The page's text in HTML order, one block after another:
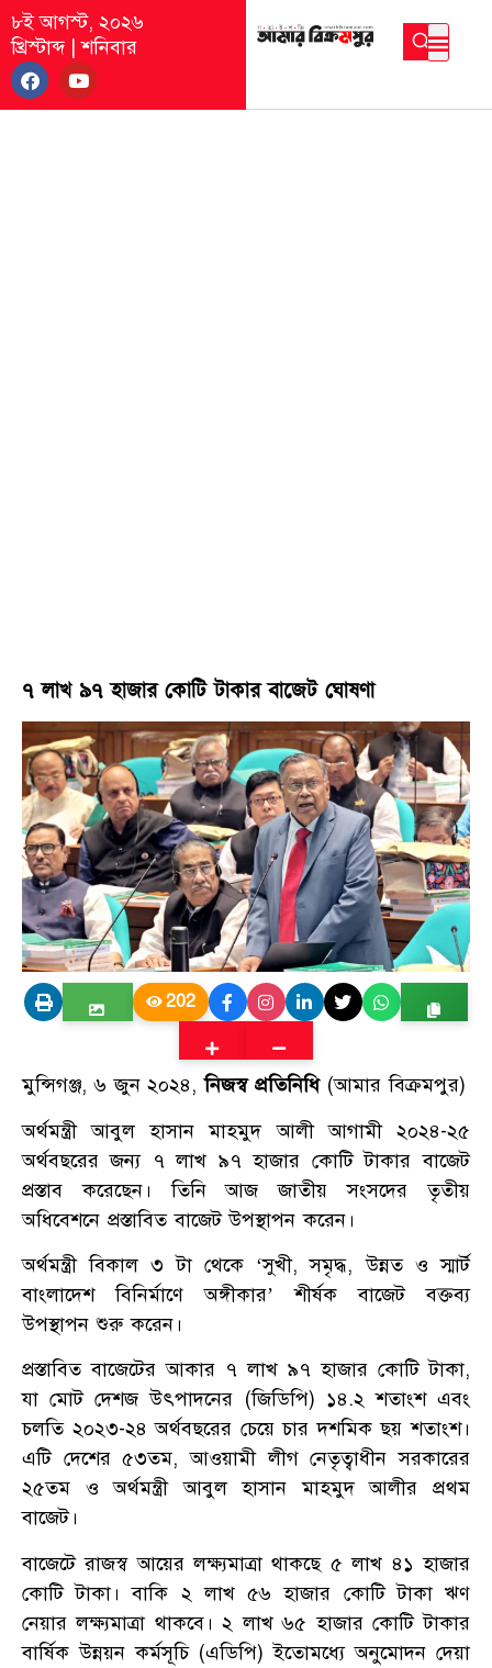
৮ই আগস্ট, ২০২৬
খ্রিস্টাব্দ|শনিবার
৭ লাখ ৯৭ হাজার কোটি টাকার বাজেট ঘোষণা
202
মুন্সিগঞ্জ, ৬ জুন ২০২৪, নিজস্ব প্রতিনিধি(আমার বিক্রমপুর)
অর্থমন্ত্রী আবুল হাসান মাহমুদ আলী আগামী ২০২৪-২৫
অর্থবছরের জন্য ৭ লাখ ৯৭ হাজার কোটি টাকার বাজেট
প্রস্তাব করেছেন। তিনি আজ জাতীয় সংসদের তৃতীয়
অধিবেশনে প্রস্তাবিত বাজেট উপস্থাপন করেন।
অর্থমন্ত্রী বিকাল ৩ টা থেকে ‘সুখী, সমৃদ্ধ, উন্নত ও স্মার্ট
বাংলাদেশ বিনির্মাণে অঙ্গীকার’ শীর্ষক বাজেট বক্তব্য
উপস্থাপন শুরু করেন।
প্রস্তাবিত বাজেটের আকার ৭ লাখ ৯৭ হাজার কোটি টাকা,
যা মোট দেশজ উৎপাদনের (জিডিপি) ১৪.২ শতাংশ এবং
চলতি ২০২৩-২৪ অর্থবছরের চেয়ে চার দশমিক ছয় শতাংশ।
এটি দেশের ৫৩তম, আওয়ামী লীগ নেতৃত্বাধীন সরকারের
২৫তম ও অর্থমন্ত্রী আবুল হাসান মাহমুদ আলীর প্রথম
বাজেট।
বাজেটে রাজস্ব আয়ের লক্ষ্যমাত্রা থাকছে ৫ লাখ ৪১ হাজার
কোটি টাকা। বাকি ২ লাখ ৫৬ হাজার কোটি টাকা ঋণ
নেয়ার লক্ষ্যমাত্রা থাকবে। ২ লাখ ৬৫ হাজার কোটি টাকার
বার্ষিক উন্নয়ন কর্মসূচি (এডিপি) ইতোমধ্যে অনুমোদন দেয়া